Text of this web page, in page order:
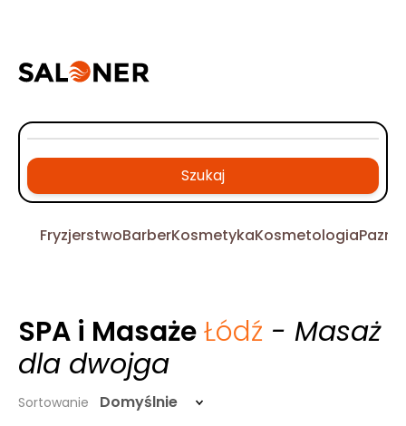
Szukaj
FryzjerstwoBarberKosmetykaKosmetologia
SPA i MasażeŁódź - Masaż
dla dwojga
Sortowanie Domyślnie